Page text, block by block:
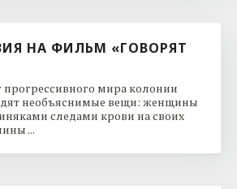
НА ФИЛЬМ «ГОВОРЯТ
прогрессивного мира колонии
необъяснимые вещи: женщины
следами крови на своих
...